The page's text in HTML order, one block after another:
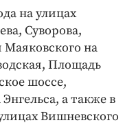
на улицах
Суворова,
на
Площадь
шоссе,
а также в
Вишневского